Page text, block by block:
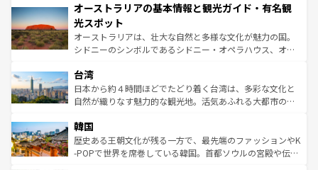
部のニューオーリンズでは、音楽と美食が融合した独特の
文化が魅力。旅行者はアメリカの各地域で異なる魅力を楽
しみながら、その多様性と豊かな歴史を感じることができ
るだろう。車でのロードトリップや列車の旅も、アメリカ
情報は
ワイ島は見逃せない。また、定番の観光地といえばオアフ
島だが、静かな自然を求めるならマウイ島やカウアイ島が
おすすめ。エメラルドグリーンに輝く海をはじめ、豊かな
文化や歴史が息づいている。「アロハスピリット」と呼ば
人々、おいしいローカルフードやハワイアンミュージッ
ク、伝統的なフラダンスなど、すべてがハワイの魅力を彩
っている。訪れるたびに新しい発見と感動が待っているハ
はコンテンツ一覧
オーストラリアの基本情報と観光ガイド・有名観
光スポット
オーストラリアは、壮大な自然と多様な文化が魅力の国。
シドニーのシンボルであるシドニー・オペラハウス、オー
リアリーフや大陸中央部にそびえるウルル（エアーズロッ
ク）、タスマニアの美しい原生林やケアンズの熱帯雨林な
ど、見どころがたくさん。また、カフェやワイン、オージ
いる。アクティビティも充実しており、サーフィンやダイ
ビング、ハイキングなど、アウトドア好きにはたまらな
い。オーストラリアの多彩な魅力を存分に味わいつくそ
台湾
日本から約４時間ほどでたどり着く台湾は、多彩な文化と
自然が織りなす魅力的な観光地。活気あふれる大都市の台
ン）、静ひつな山岳地帯である台湾東部など、都市の喧騒
と山間の静けさが共存しており、訪れる人に新しい発見と
驚きをもたらしてくれる。また、奥深い台湾の食文化も魅
韓国
歴史ある王朝文化が残る一方で、最先端のファッションやK
-POPで世界を席巻している韓国。首都ソウルの宮殿や伝統